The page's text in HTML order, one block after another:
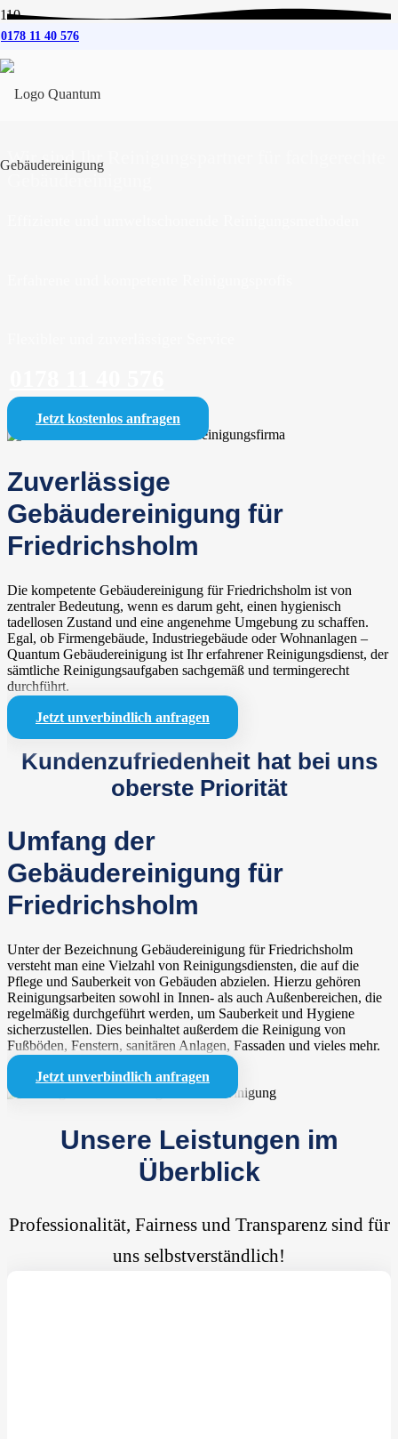
0178 11 40 576
Gebäudereinigung
Friedrichsholm
Wir sind Ihr Reinigungspartner für fachgerechte
Gebäudereinigung
Jetzt kostenlos anfragen
Zuverlässige
Gebäudereinigung für
Friedrichsholm
Die kompetente Gebäudereinigung für Friedrichsholm ist von
zentraler Bedeutung, wenn es darum geht, einen hygienisch
tadellosen Zustand und eine angenehme Umgebung zu schaffen.
Egal, ob Firmengebäude, Industriegebäude oder Wohnanlagen –
Quantum Gebäudereinigung ist Ihr erfahrener Reinigungsdienst, der
sämtliche Reinigungsaufgaben sachgemäß und termingerecht
durchführt.
Jetzt unverbindlich anfragen
Kundenzufriedenheit hat bei uns
oberste Priorität
Umfang der
Gebäudereinigung für
Friedrichsholm
Unter der Bezeichnung Gebäudereinigung für Friedrichsholm
versteht man eine Vielzahl von Reinigungsdiensten, die auf die
Pflege und Sauberkeit von Gebäuden abzielen. Hierzu gehören
Reinigungsarbeiten sowohl in Innen- als auch Außenbereichen, die
regelmäßig durchgeführt werden, um Sauberkeit und Hygiene
sicherzustellen. Dies beinhaltet außerdem die Reinigung von
Fußböden, Fenstern, sanitären Anlagen, Fassaden und vieles mehr.
Jetzt unverbindlich anfragen
Unsere Leistungen im
Überblick
Professionalität, Fairness und Transparenz sind für
uns selbstverständlich!